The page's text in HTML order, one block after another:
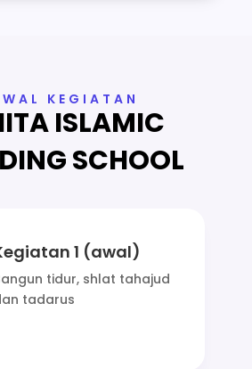
KEGIATAN
ISLAMIC
SCHOOL
1 (awal)
tidur, shlat tahajud
tadarus